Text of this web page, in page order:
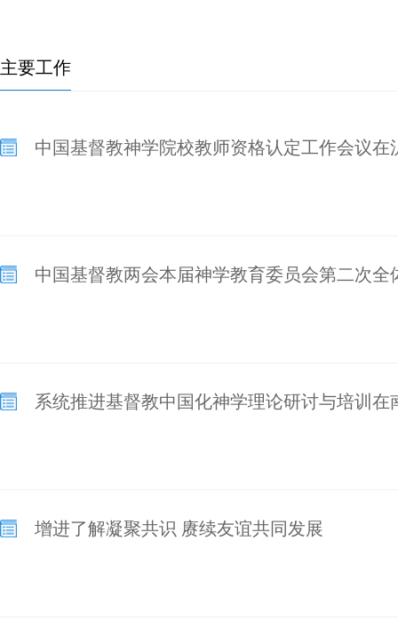
主要工作
中国基督教神学院校教师资格认定工作会议在
中国基督教两会本届神学教育委员会第二次全
系统推进基督教中国化神学理论研讨与培训在
增进了解凝聚共识 赓续友谊共同发展